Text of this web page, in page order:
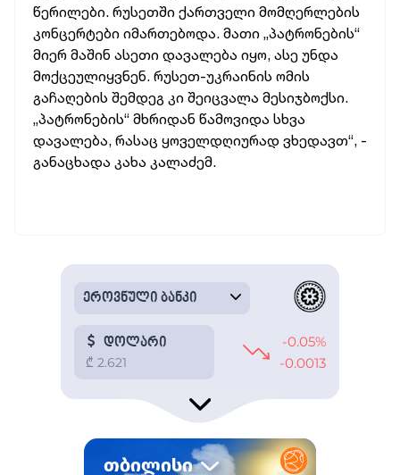
წერილები. რუსეთში ქართველი მომღერლების
კონცერტები იმართებოდა. მათი „პატრონების“
მიერ მაშინ ასეთი დავალება იყო, ასე უნდა
მოქცეულიყვნენ. რუსეთ-უკრაინის ომის
გაჩაღების შემდეგ კი შეიცვალა მესიჯბოქსი.
„პატრონების“ მხრიდან წამოვიდა სხვა
დავალება, რასაც ყოველდღიურად ვხედავთ“, -
განაცხადა კახა კალაძემ.